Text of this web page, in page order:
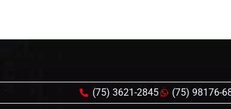
(75) 3621-2845 (75) 98176-